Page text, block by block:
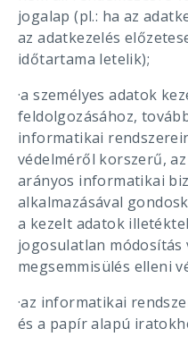
jogalap (pl.: ha az
az adatkezelés
időtartama letelik);
·a személyes adatok
feldolgozásához,
informatikai
védelméről korszerű,
arányos informatikai
alkalmazásával
a kezelt adatok
jogosulatlan módosítás
megsemmisülés elleni
·az informatikai
és a papír alapú